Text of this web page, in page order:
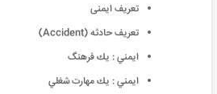
تعریف ایمنی
تعریف حادثه (Accident)
ايمني : يك فرهنگ
ايمني : يك مهارت شغلي